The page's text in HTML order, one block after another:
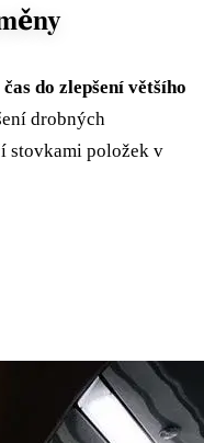
do zlepšení většího
drobných
stovkami položek v